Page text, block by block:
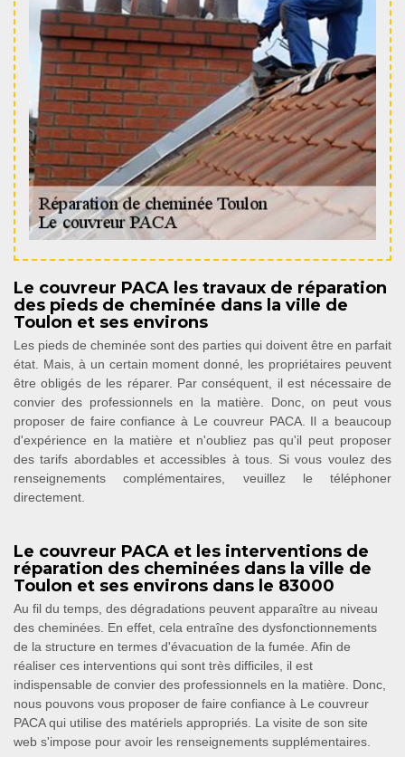
Le couvreur PACA les travaux de réparation
des pieds de cheminée dans la ville de
Toulon et ses environs
Les pieds de cheminée sont des parties qui doivent être en parfait
état. Mais, à un certain moment donné, les propriétaires peuvent
être obligés de les réparer. Par conséquent, il est nécessaire de
convier des professionnels en la matière. Donc, on peut vous
proposer de faire confiance à Le couvreur PACA. Il a beaucoup
d'expérience en la matière et n'oubliez pas qu'il peut proposer
des tarifs abordables et accessibles à tous. Si vous voulez des
renseignements complémentaires, veuillez le téléphoner
directement.
Le couvreur PACA et les interventions de
réparation des cheminées dans la ville de
Toulon et ses environs dans le 83000
Au fil du temps, des dégradations peuvent apparaître au niveau
des cheminées. En effet, cela entraîne des dysfonctionnements
de la structure en termes d'évacuation de la fumée. Afin de
réaliser ces interventions qui sont très difficiles, il est
indispensable de convier des professionnels en la matière. Donc,
nous pouvons vous proposer de faire confiance à Le couvreur
PACA qui utilise des matériels appropriés. La visite de son site
web s'impose pour avoir les renseignements supplémentaires.